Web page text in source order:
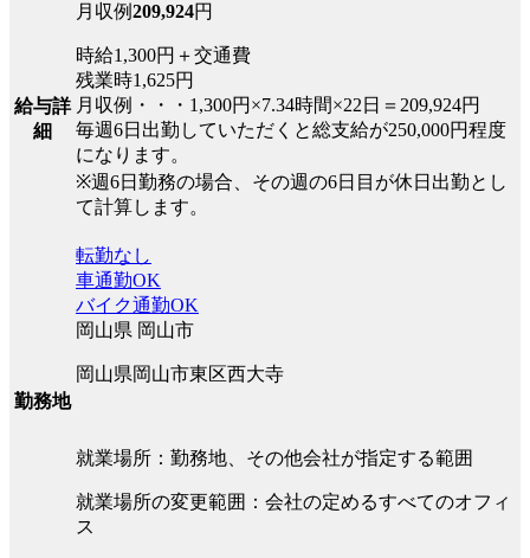
給与詳
細
月収例209,924円
時給1,300円＋交通費
残業時1,625円
月収例・・・1,300円×7.34時間×22日＝209,924円
毎週6日出勤していただくと総支給が250,000円程度
になります。
※週6日勤務の場合、その週の6日目が休日出勤とし
て計算します。
勤務地
転勤なし
車通勤OK
バイク通勤OK
岡山県 岡山市
岡山県岡山市東区西大寺
就業場所：勤務地、その他会社が指定する範囲
就業場所の変更範囲：会社の定めるすべてのオフィ
ス